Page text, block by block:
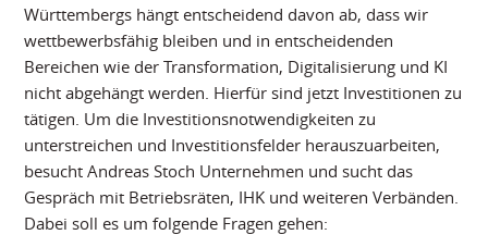
Württembergs hängt entscheidend davon ab, dass wir
wettbewerbsfähig bleiben und in entscheidenden
Bereichen wie der Transformation, Digitalisierung und KI
nicht abgehängt werden. Hierfür sind jetzt Investitionen zu
tätigen. Um die Investitionsnotwendigkeiten zu
unterstreichen und Investitionsfelder herauszuarbeiten,
besucht Andreas Stoch Unternehmen und sucht das
Gespräch mit Betriebsräten, IHK und weiteren Verbänden.
Dabei soll es um folgende Fragen gehen: